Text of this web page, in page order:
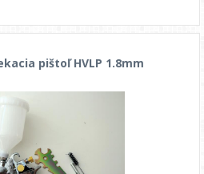
pištoľ HVLP 1.8mm